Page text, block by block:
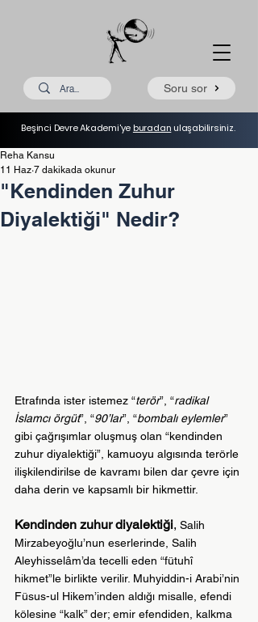
Soru sor
Beşinci Devre Akademi'ye buradan ulaşabilirsiniz.
"Kendinden Zuhur
Diyalektiği" Nedir?
Reha Kansu
11 Haz 7 dakikada okunur
Etrafında ister istemez “terör”, “radikal
İslamcı örgüt”, “90’lar”, “bombalı eylemler”
gibi çağrışımlar oluşmuş olan “kendinden
zuhur diyalektiği”, kamuoyu algısında terörle
ilişkilendirilse de kavramı bilen dar çevre için
daha derin ve kapsamlı bir hikmettir.
Kendinden zuhur diyalektiği, Salih
Mirzabeyoğlu’nun eserlerinde, Salih
Aleyhisselâm’da tecelli eden “fütuhî
hikmet”le birlikte verilir. Muhyiddin-i Arabi’nin
Füsus-ul Hikem’inden aldığı misalle, efendi
kölesine “kalk” der; emir efendiden, kalkma